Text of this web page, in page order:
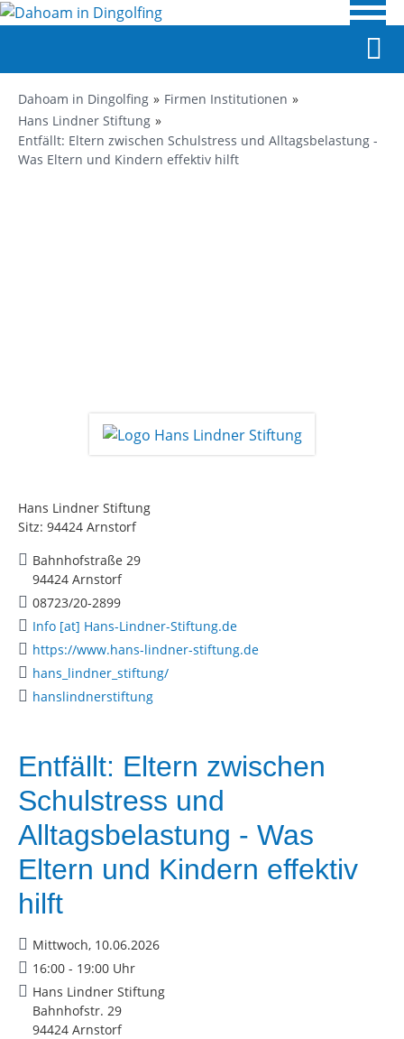
Dahoam in Dingolfing
Firmen Institutionen
Hans Lindner Stiftung
Entfällt: Eltern zwischen Schulstress und Alltagsbelastung -
Was Eltern und Kindern effektiv hilft
Hans Lindner Stiftung
Sitz: 94424 Arnstorf
Bahnhofstraße 29
94424 Arnstorf
08723/20-2899
Info [at] Hans-Lindner-Stiftung.de
https://www.hans-lindner-stiftung.de
hans_lindner_stiftung/
hanslindnerstiftung
Entfällt: Eltern zwischen
Schulstress und
Alltagsbelastung - Was
Eltern und Kindern effektiv
hilft
Mittwoch, 10.06.2026
16:00 - 19:00 Uhr
Hans Lindner Stiftung
Bahnhofstr. 29
94424 Arnstorf